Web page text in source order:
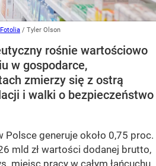
Fotolia / Tyler Olson
rośnie wartościowo
w gospodarce,
zmierzy się z ostrą
i walki o bezpieczeństwo
generuje około 0,75 proc.
mld zł wartości dodanej brutto,
miejsc pracy w całym łańcuchu